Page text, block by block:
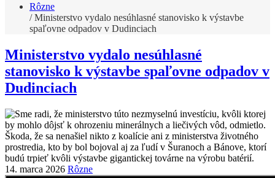
Rôzne
/ Ministerstvo vydalo nesúhlasné stanovisko k výstavbe
spaľovne odpadov v Dudinciach
Ministerstvo vydalo nesúhlasné
stanovisko k výstavbe spaľovne odpadov v
Dudinciach
14. marca 2026 Rôzne